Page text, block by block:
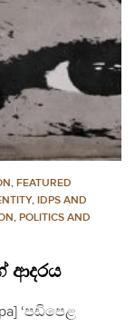
, FEATURED
, IDPS AND
, POLITICS AND
ආදරය
‘පඩිපෙළ